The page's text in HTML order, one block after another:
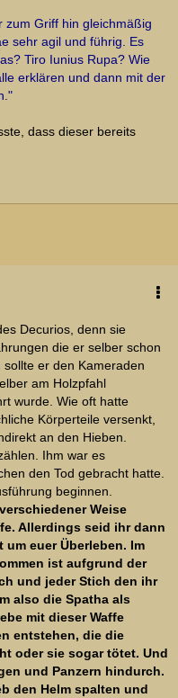
zum Griff hin gleichmäßig
sehr agil und führig. Es
Tiro Iunius Rupa? Wie
erklären und dann mit der
dass dieser bereits
Decurios, denn sie
die er selber schon
er den Kameraden
am Holzpfahl
wurde. Wie oft hatte
Körperteile versenkt,
an den Hieben.
Ihm war es
den Tod gebracht hatte.
beginnen.
Weise
Allerdings seid ihr dann
euer Überleben. Im
ist aufgrund der
und jeder Stich den ihr
also die Spatha als
mit dieser Waffe
entstehen, die die
oder sie sogar tötet. Und
und Panzern hindurch.
den Helm spalten und